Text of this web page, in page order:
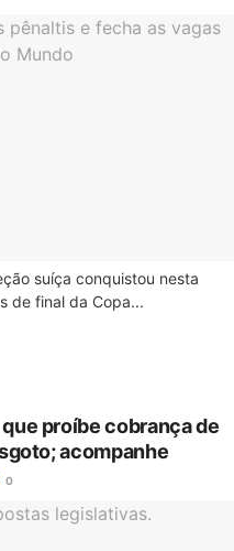
suíça conquistou nesta
de final da Copa...
proíbe cobrança de
acompanhe
0